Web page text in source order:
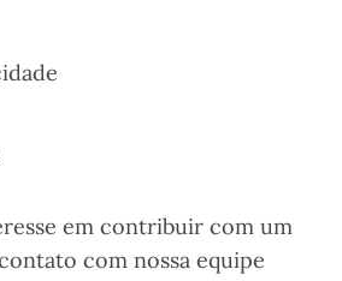
em contribuir com um
com nossa equipe